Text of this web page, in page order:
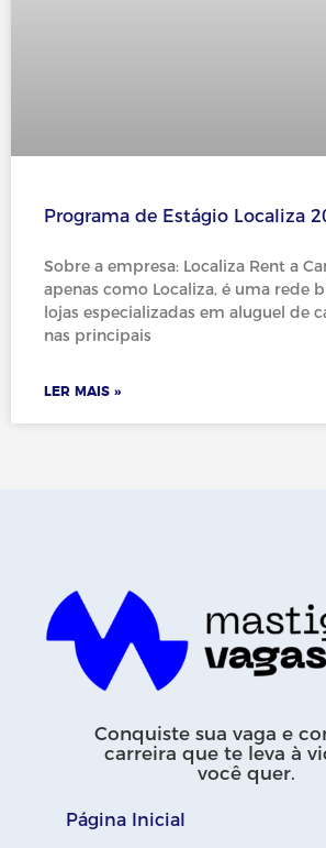
Programa de Estágio Localiza
Sobre a empresa: Localiza Rent a
apenas como Localiza, é uma rede
lojas especializadas em aluguel de
nas principais
LER MAIS »
Conquiste sua vaga e
carreira que te leva à
você quer.
Página Inicial